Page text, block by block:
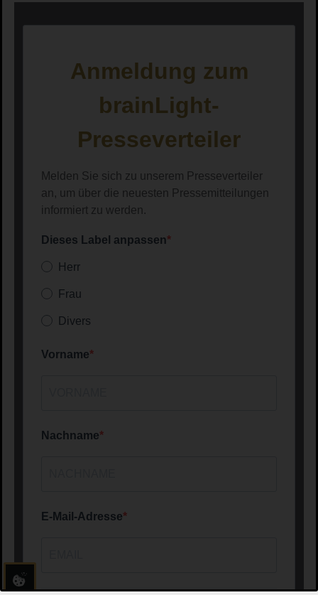
Anmeldung zum
brainLight-
Presseverteiler
Melden Sie sich zu unserem Presseverteiler
an, um über die neuesten Pressemitteilungen
informiert zu werden.
Dieses Label anpassen
Herr
Frau
Divers
Vorname
Nachname
E-Mail-Adresse